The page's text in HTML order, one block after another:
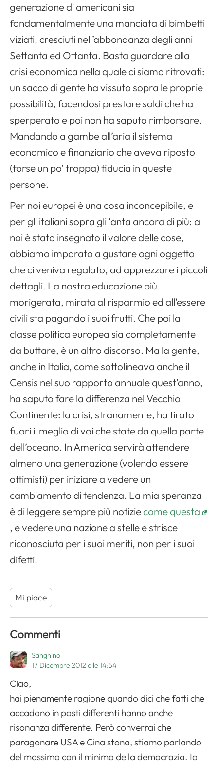
generazione di americani sia
fondamentalmente una manciata di bimbetti
viziati, cresciuti nell’abbondanza degli anni
Settanta ed Ottanta. Basta guardare alla
crisi economica nella quale ci siamo ritrovati:
un sacco di gente ha vissuto sopra le proprie
possibilità, facendosi prestare soldi che ha
sperperato e poi non ha saputo rimborsare.
Mandando a gambe all’aria il sistema
economico e finanziario che aveva riposto
(forse un po’ troppa) fiducia in queste
persone.
Per noi europei è una cosa inconcepibile, e
per gli italiani sopra gli ‘anta ancora di più: a
noi è stato insegnato il valore delle cose,
abbiamo imparato a gustare ogni oggetto
che ci veniva regalato, ad apprezzare i piccoli
dettagli. La nostra educazione più
morigerata, mirata al risparmio ed all’essere
civili sta pagando i suoi frutti. Che poi la
classe politica europea sia completamente
da buttare, è un altro discorso. Ma la gente,
anche in Italia, come sottolineava anche il
Censis nel suo rapporto annuale quest’anno,
ha saputo fare la differenza nel Vecchio
Continente: la crisi, stranamente, ha tirato
fuori il meglio di voi che state da quella parte
dell’oceano. In America servirà attendere
almeno una generazione (volendo essere
ottimisti) per iniziare a vedere un
cambiamento di tendenza. La mia speranza
è di leggere sempre più notiziecome questa
, e vedere una nazione a stelle e strisce
riconosciuta per i suoi meriti, non per i suoi
difetti.
Mi piace
Commenti
Sanghino
17 Dicembre 2012 alle 14:54
Ciao,
hai pienamente ragione quando dici che fatti che
accadono in posti differenti hanno anche
risonanza differente. Però converrai che
paragonare USA e Cina stona, stiamo parlando
del massimo con il minimo della democrazia. Io